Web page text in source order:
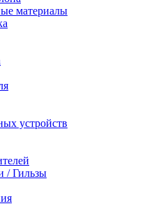
материалы
устройств
/ Гильзы